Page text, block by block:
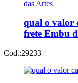
qual o valor
frete Embu
Cod.:29233